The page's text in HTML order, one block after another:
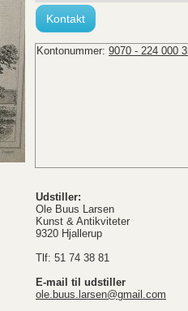
Kontakt
Kontonummer: 9070 - 224 000
Udstiller:
Ole Buus Larsen
Kunst & Antikviteter
9320 Hjallerup
Tlf: 51 74 38 81
E-mail til udstiller
ole.buus.larsen@gmail.com